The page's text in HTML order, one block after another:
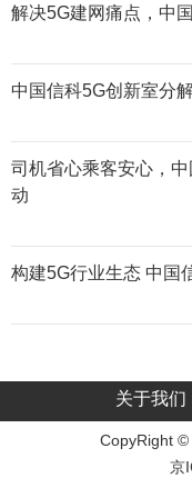
解决5G建网痛点，中
中国信科5G创新室分
司机省心乘客安心，
动
构建5G行业生态 中国
关于我们
CopyRight ©
京